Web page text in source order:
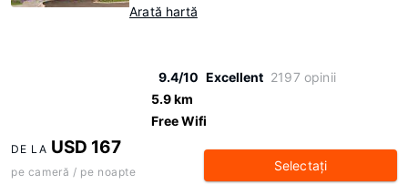
Arată hartă
9.4/10 Excellent 2197 opinii
5.9 km
Free Wifi
DE LA USD 167
pe cameră / pe noapte Selectaţi